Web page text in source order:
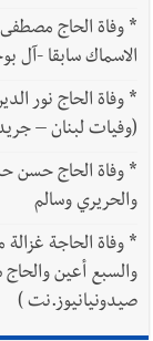
*
الاسماك سابقا -آل
*
(وفيات لبنان –
*
والحريري وسالم
*
والسبع أعين
صيدونيانيوز.نت )